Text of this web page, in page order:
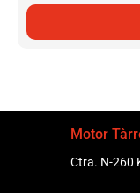
Motor
Ctra. N-260